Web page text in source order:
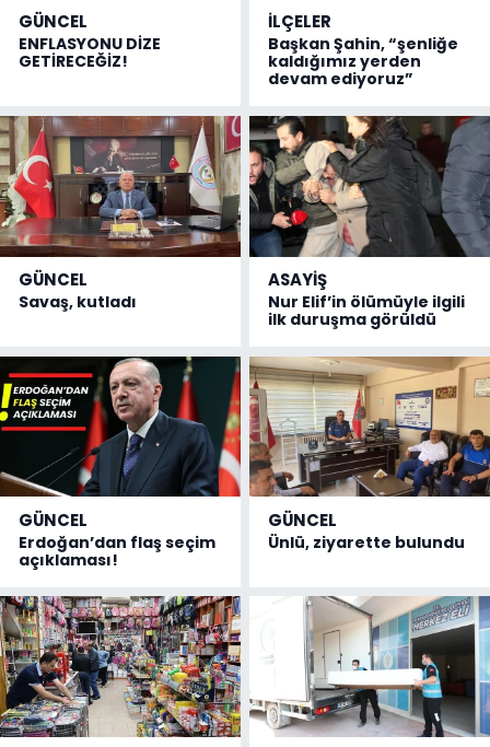
GÜNCEL
ENFLASYONU DİZE
GETİRECEĞİZ!
İLÇELER
Başkan Şahin, “şenliğe
kaldığımız yerden
devam ediyoruz”
GÜNCEL
Savaş, kutladı
ASAYİŞ
Nur Elif’in ölümüyle ilgili
ilk duruşma görüldü
GÜNCEL
Erdoğan’dan flaş seçim
açıklaması!
GÜNCEL
Ünlü, ziyarette bulundu